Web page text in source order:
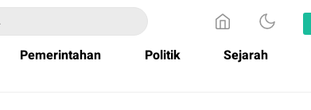
Pemerintahan Politik Sejarah